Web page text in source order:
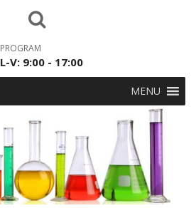
PROGRAM
L-V: 9:00 - 17:00
MENU